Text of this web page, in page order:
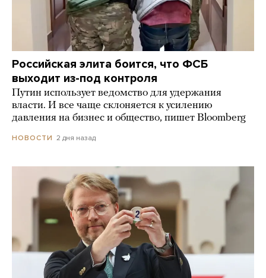
Российская элита боится, что ФСБ
выходит из-под контроля
Путин использует ведомство для удержания
власти. И все чаще склоняется к усилению
давления на бизнес и общество, пишет Bloomberg
НОВОСТИ 2 дня назад